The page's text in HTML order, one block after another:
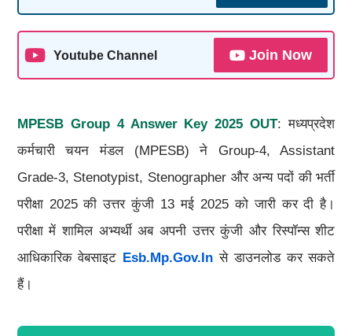
Youtube Channel Join Now
MPESB Group 4 Answer Key 2025 OUT: मध्यप्रदेश
कर्मचारी चयन मंडल (MPESB) ने Group-4, Assistant
Grade-3, Stenotypist, Stenographer और अन्य पदों की भर्ती
परीक्षा 2025 की उत्तर कुंजी 13 मई 2025 को जारी कर दी है।
परीक्षा में शामिल अभ्यर्थी अब अपनी उत्तर कुंजी और रिस्पॉन्स शीट
आधिकारिक वेबसाइट Esb.mp.gov.in से डाउनलोड कर सकते
हैं।